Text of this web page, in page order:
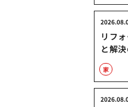
リフ
と解
家